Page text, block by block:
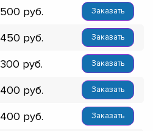
500 Заказать
450 Заказать
300 Заказать
400 Заказать
400 Заказать